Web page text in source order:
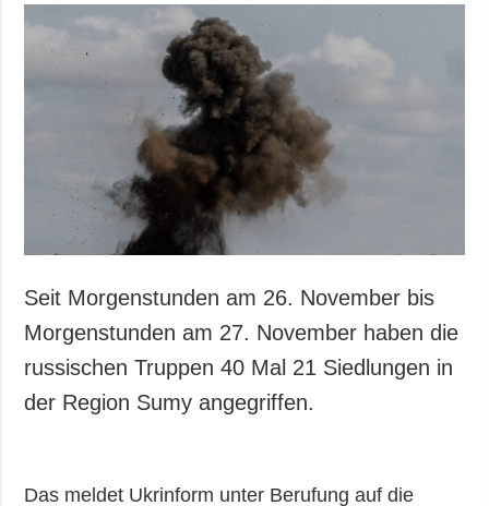
Seit Morgenstunden am 26. November bis
Morgenstunden am 27. November haben die
russischen Truppen 40 Mal 21 Siedlungen in
der Region Sumy angegriffen.
Das meldet Ukrinform unter Berufung auf die